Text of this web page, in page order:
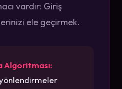
vardır: Giriş
ele geçirmek.
Algoritması: